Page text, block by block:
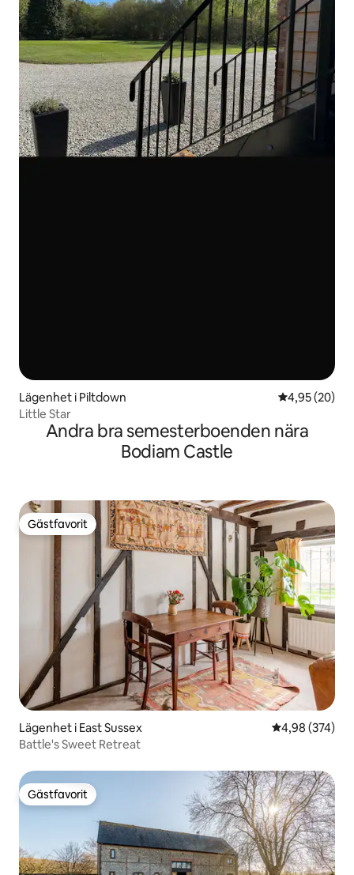
Lägenhet i Piltdown 4,95 av 5 i
4,95 (20)
Little Star
Andra bra semesterboenden nära
Bodiam Castle
Gästfavorit
Gästfavorit
Lägenhet i East Sussex 4,98 av 5 i
4,98 (374)
Battle's Sweet Retreat
Gästfavorit
Gästfavorit